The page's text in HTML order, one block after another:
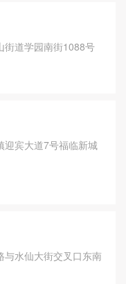
街道学园南街1088号
迎宾大道7号福临新城
与水仙大街交叉口东南